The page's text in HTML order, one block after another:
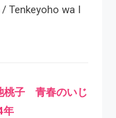
Tenkeyoho wa I
桃子 青春のいじ